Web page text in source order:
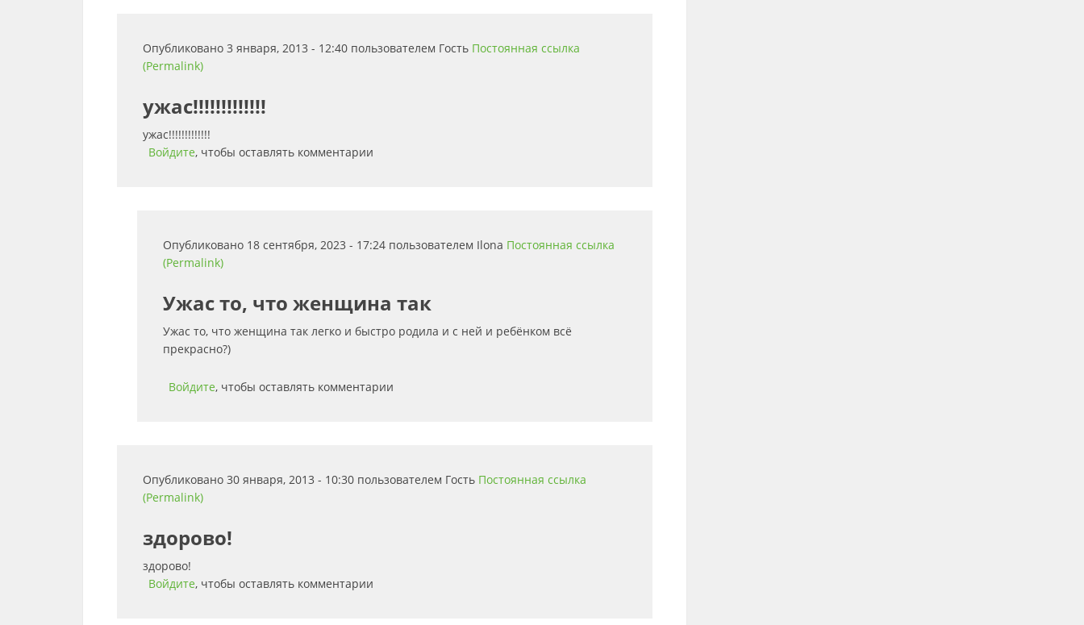
Опубликовано 3 января, 2013 - 12:40 пользователем Гость Постоянная ссылка
(Permalink)
ужас!!!!!!!!!!!!!
ужас!!!!!!!!!!!!!
Войдите, чтобы оставлять комментарии
Опубликовано 18 сентября, 2023 - 17:24 пользователем Ilona Постоянная ссылка
(Permalink)
Ужас то, что женщина так
Ужас то, что женщина так легко и быстро родила и с ней и ребёнком всё
прекрасно?)
Войдите, чтобы оставлять комментарии
Опубликовано 30 января, 2013 - 10:30 пользователем Гость Постоянная ссылка
(Permalink)
здорово!
здорово!
Войдите, чтобы оставлять комментарии